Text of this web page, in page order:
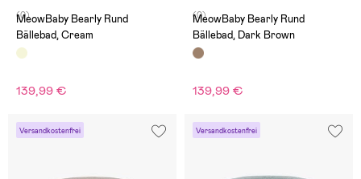
(0)
MeowBaby Bearly Rund
Bällebad, Cream
139,99 €
(0)
MeowBaby Bearly Rund
Bällebad, Dark Brown
139,99 €
Versandkostenfrei Versandkostenfrei